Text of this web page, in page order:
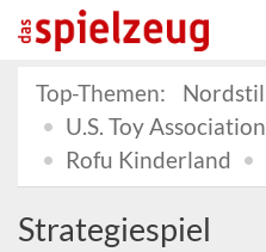
Top-Themen:
Nordstil
U.S. Toy Association
Rofu Kinderland
Strategiespiel